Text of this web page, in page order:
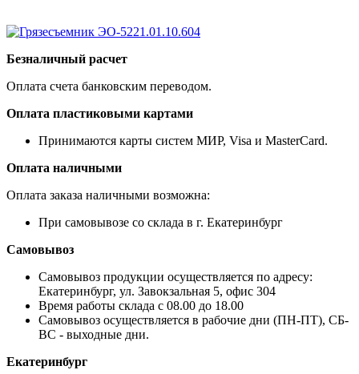
Безналичный расчет
Оплата счета банковским переводом.
Оплата пластиковыми картами
Принимаются карты систем МИР, Visa и MasterCard.
Оплата наличными
Оплата заказа наличными возможна:
При самовывозе со склада в г. Екатеринбург
Самовывоз
Самовывоз продукции осуществляется по адресу:
Екатеринбург, ул. Завокзальная 5, офис 304
Время работы склада с 08.00 до 18.00
Самовывоз осуществляется в рабочие дни (ПН-ПТ), СБ-
ВС - выходные дни.
Екатеринбург